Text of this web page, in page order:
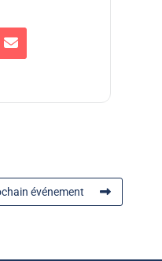
événement